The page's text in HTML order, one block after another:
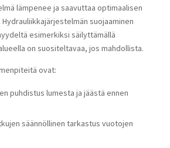
lämpenee ja saavuttaa optimaalisen
suojaaminen
esimerkiksi säilyttämällä
on suositeltavaa, jos mahdollista.
ovat:
puhdistus lumesta ja jäästä ennen
säännöllinen tarkastus vuotojen